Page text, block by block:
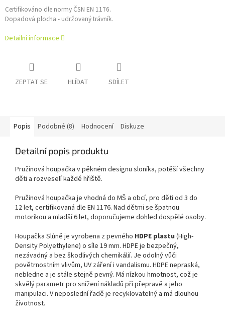
Certifikováno dle normy ČSN EN 1176.
Dopadová plocha - udržovaný trávník.
Detailní informace
ZEPTAT SE HLÍDAT SDÍLET
Popis Podobné (8) Hodnocení Diskuze
Detailní popis produktu
Pružinová houpačka v pěkném designu sloníka, potěší všechny
děti a rozveselí každé hřiště.
Pružinová houpačka je vhodná do MŠ a obcí, pro děti od 3 do
12let, certifikovaná dle EN 1176. Nad dětmi se špatnou
motorikou a mladší 6 let, doporučujeme dohled dospělé osoby.
Houpačka Slůně je vyrobena z pevného HDPE plastu (High-
Density Polyethylene) o síle 19 mm. HDPE je bezpečný,
nezávadný a bez škodlivých chemikálií. Je odolný vůči
povětrnostním vlivům, UV záření i vandalismu. HDPE nepraská,
nebledne a je stále stejně pevný. Má nízkou hmotnost, což je
skvělý parametr pro snížení nákladů při přepravě a jeho
manipulaci. V neposlední řadě je recyklovatelný a má dlouhou
životnost.